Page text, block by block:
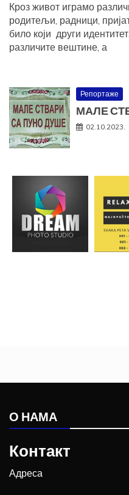
Кроз живот играмо
родитељи, радници,
било који други
различите вештине, а
Репортаже
МАЛЕ
02.10.2023.
О НАМА
Контакт
Адреса